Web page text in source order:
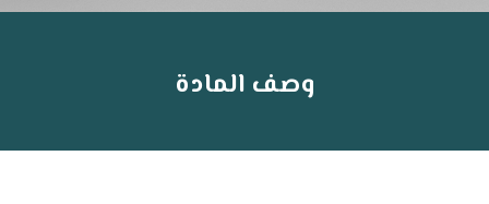
وصف المادة